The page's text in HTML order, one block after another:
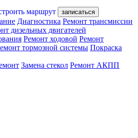
маршрут записаться
Диагностика Ремонт трансмиссии
дизельных двигателей
Ремонт ходовой Ремонт
тормозной системы Покраска
Замена стекол Ремонт АКПП